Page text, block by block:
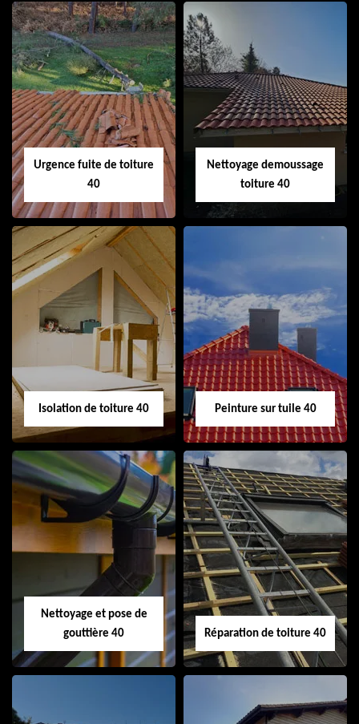
Couvreur 40
Ramonage de
cheminée 40
Urgence fuite de toiture
40
Urgence fuite de
toiture 40
Nettoyage demoussage
toiture 40
Nettoyage
demoussage
toiture 40
Isolation de toiture 40
Isolation de toiture
40
Peinture sur tuile 40
Peinture sur tuile
40
Nettoyage et pose de
gouttière 40
Réparation de toiture 40